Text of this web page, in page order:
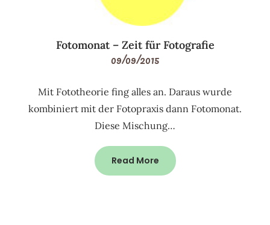
Fotomonat – Zeit für Fotografie
09/09/2015
Mit Fototheorie fing alles an. Daraus wurde
kombiniert mit der Fotopraxis dann Fotomonat.
Diese Mischung…
Read More